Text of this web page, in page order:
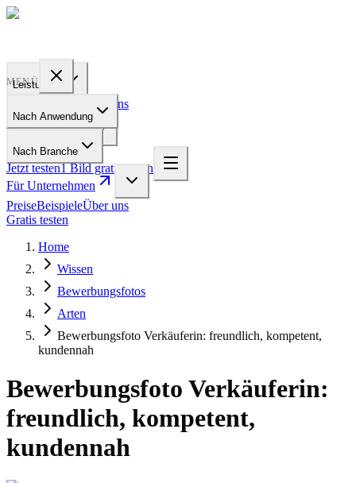
Leistungen
Über uns
Jetzt testen1 Bild gratis testen
MENÜ
Nach Anwendung
Nach Branche
Für Unternehmen
PreiseBeispieleÜber uns
Gratis testen
Home
Wissen
Bewerbungsfotos
Arten
Bewerbungsfoto Verkäuferin: freundlich, kompetent,
kundennah
Bewerbungsfoto Verkäuferin:
freundlich, kompetent,
kundennah